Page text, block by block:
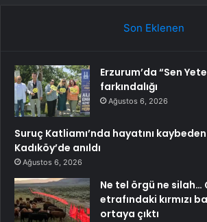
Son Eklenen
Erzurum’da “Sen
farkındalığı
Ağustos 6, 2026
Suruç Katliamı’nda hayatını
Kadıköy’de anıldı
Ağustos 6, 2026
Ne tel örgü ne silah…
etrafındaki kırmızı
ortaya çıktı